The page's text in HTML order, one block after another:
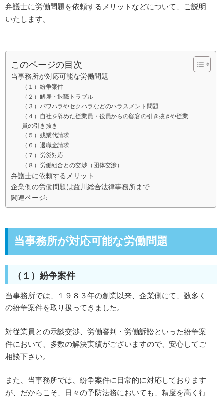
弁護士に労働問題を依頼するメリットなどについて、ご説明
いたします。
このページの目次
当事務所が対応可能な労働問題
（１）紛争案件
（２）解雇・退職トラブル
（３）パワハラやセクハラなどのハラスメント問題
（４）自社を辞めた従業員・役員からの顧客の引き抜きや従業
員の引き抜き
（５）残業代請求
（６）退職金請求
（７）労災対応
（８）労働組合との交渉（団体交渉）
弁護士に依頼するメリット
企業側の労働問題は益川総合法律事務所まで
関連ページ:
当事務所が対応可能な労働問題
（１）紛争案件
当事務所では、１９８３年の創業以来、企業側にて、数多く
の紛争案件を取り扱ってきました。
対従業員との示談交渉、労働審判・労働訴訟といった紛争案
件において、多数の解決実績がございますので、安心してご
相談下さい。
また、当事務所では、紛争案件に日常的に対応しております
が、だからこそ、日々の予防法務においても、精度を高く行